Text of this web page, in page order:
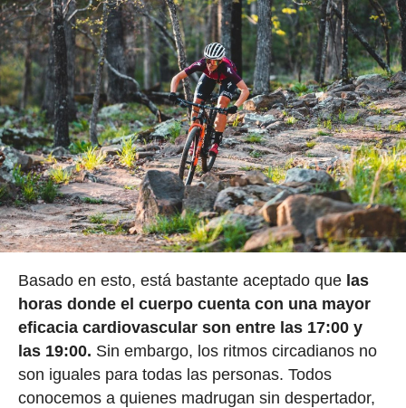
Basado en esto, está bastante aceptado que las
horas donde el cuerpo cuenta con una mayor
eficacia cardiovascular son entre las 17:00 y
las 19:00. Sin embargo, los ritmos circadianos no
son iguales para todas las personas. Todos
conocemos a quienes madrugan sin despertador,